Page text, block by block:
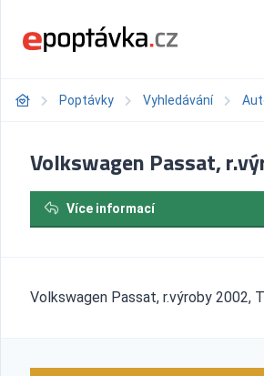
Poptávky Vyhledávání
Volkswagen Passat,
Více informací
Volkswagen Passat, r.výroby 2002,